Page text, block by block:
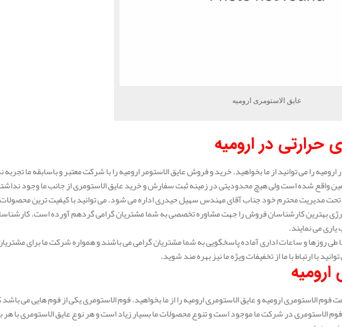
عایق الاستومری ارومیه
حرارتی در ارومیه
را می توانید از ما بخواهید. خرید و فروش عایق الاستومر ارومیه را با شرکت معتبر و باسابقه ما
واقع شده است ولی هیچ محدودیتی در زمینه ثبت سفارش و خرید عایق الاستومری از جانب ما وجود
تحت مدیریت محترم خود جناب آقای مهندس سهیل حیدری اداره می شود. می توانید با کیفیت ترین محصولات
بهترین کارشناسان فروش را جهت مشاوره تخصصی به شما مشتریان گرامی گردهم آورده است.
می نمایند.
روزها و ساعات اداری آماده پاسخگویی به شما مشتریان گرامی می باشند و همواره شرکت ما برای
با ارتباط با ما از تخفیفات ویژه ما نیز بهره مند شوید.
ارومیه
فوم الاستومری ارومیه و عایق الاستومری ارومیه را از ما بخواهید. فوم الاستومری یکی از فوم هایی می
الاستومری در شرکت ما موجود است و تنوع محصولات ما بسیار زیاد است و هر نوع عایق الاستومری با هر